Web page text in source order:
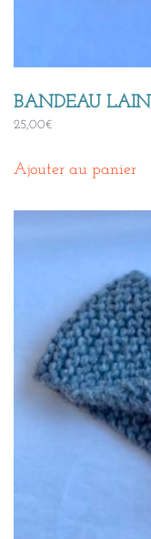
BANDEAU
25,00€
Ajouter au panier